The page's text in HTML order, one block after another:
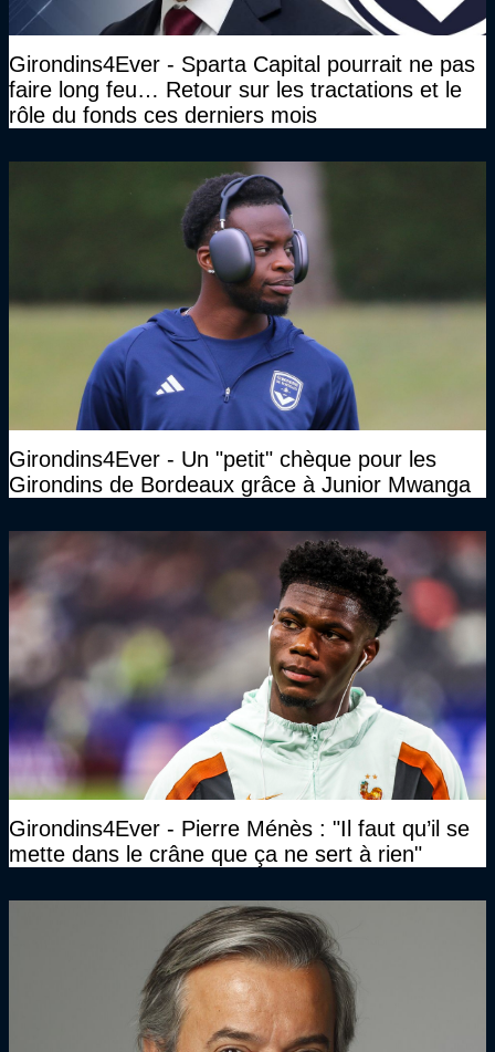
Girondins4Ever - Sparta Capital pourrait ne pas
faire long feu… Retour sur les tractations et le
rôle du fonds ces derniers mois
Girondins4Ever - Un "petit" chèque pour les
Girondins de Bordeaux grâce à Junior Mwanga
Girondins4Ever - Pierre Ménès : "Il faut qu’il se
mette dans le crâne que ça ne sert à rien"